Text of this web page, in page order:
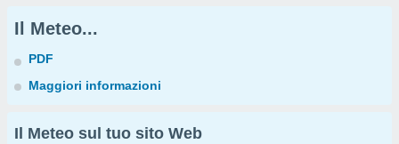
Il Meteo...
PDF
Maggiori informazioni
Il Meteo sul tuo sito Web